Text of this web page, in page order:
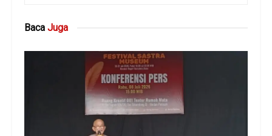
Baca Juga